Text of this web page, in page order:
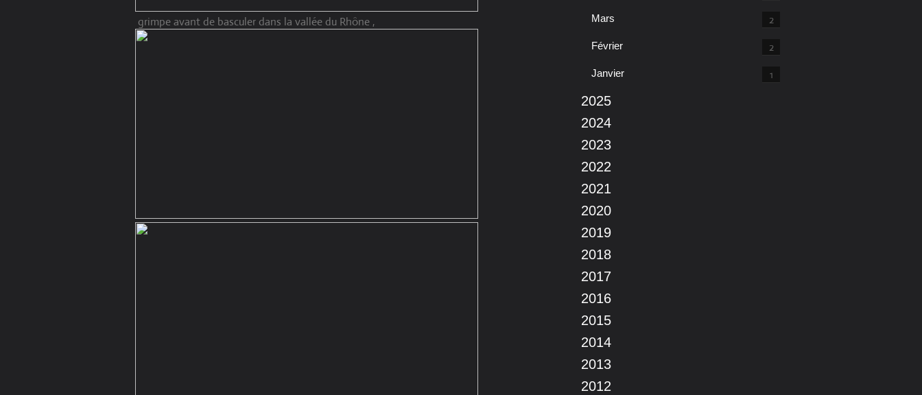
grimpe avant de basculer dans la vallée du Rhône , Mars 2
Février 2
Janvier 1
2025
2024
2023
2022
2021
2020
2019
2018
2017
2016
2015
2014
2013
2012